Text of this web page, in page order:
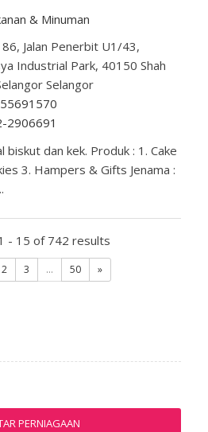
& Minuman
86, Jalan Penerbit U1/43,
Industrial Park, 40150 Shah
Selangor
2906691
biskut dan kek. Produk : 1. Cake
3. Hampers & Gifts Jenama :
- 15 of 742 results
2 3 ... 50 »
PERNIAGAAN